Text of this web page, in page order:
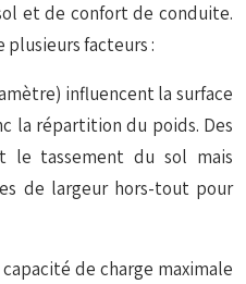
et de confort de conduite.
plusieurs facteurs :
influencent la surface
la répartition du poids. Des
le tassement du sol mais
de largeur hors-tout pour
de charge maximale